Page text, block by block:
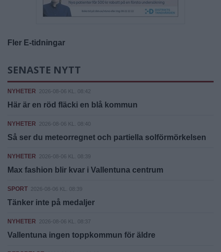
Fler E-tidningar
SENASTE NYTT
NYHETER 2026-08-06 KL. 08:42
Här är en röd fläcki en blå kommun
NYHETER 2026-08-06 KL. 08:40
Så ser du meteorregnet och partiella solförmörkelsen
NYHETER 2026-08-06 KL. 08:39
Max fashion blir kvar i Vallentuna centrum
SPORT 2026-08-06 KL. 08:39
Tänker inte på medaljer
NYHETER 2026-08-06 KL. 08:37
Vallentuna ingen toppkommun för äldre